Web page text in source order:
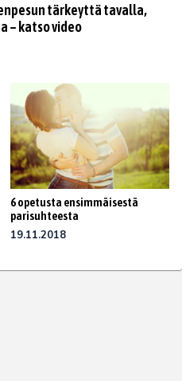
tärkeyttä tavalla,
– katso video
6 opetusta ensimmäisestä
parisuhteesta
19.11.2018